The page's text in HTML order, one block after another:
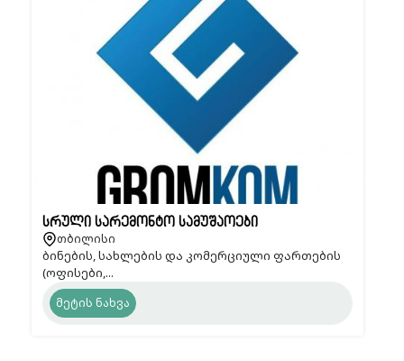
სრული სარემონტო სამუშაოები
თბილისი
ბინების, სახლების და კომერციული ფართების
(ოფისები,...
მეტის ნახვა